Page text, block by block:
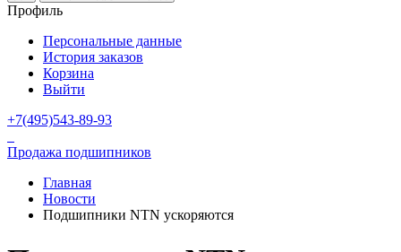
Профиль
Персональные данные
История заказов
Корзина
Выйти
+7(495)543-89-93
Продажа подшипников
Главная
Новости
Подшипники NTN ускоряются